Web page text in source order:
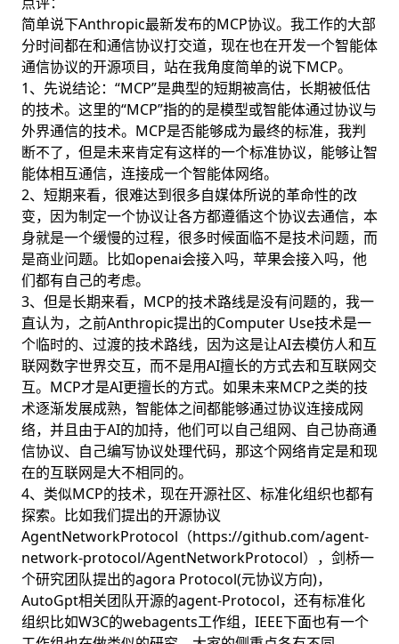
简单说下Anthropic最新发布的MCP协议。我工作的大部
分时间都在和通信协议打交道，现在也在开发一个智能体
通信协议的开源项目，站在我角度简单的说下MCP。
1、先说结论：“MCP”是典型的短期被高估，长期被低估
的技术。这里的“MCP”指的的是模型或智能体通过协议与
外界通信的技术。MCP是否能够成为最终的标准，我判
断不了，但是未来肯定有这样的一个标准协议，能够让智
能体相互通信，连接成一个智能体网络。
2、短期来看，很难达到很多自媒体所说的革命性的改
变，因为制定一个协议让各方都遵循这个协议去通信，本
身就是一个缓慢的过程，很多时候面临不是技术问题，而
是商业问题。比如openai会接入吗，苹果会接入吗，他
们都有自己的考虑。
3、但是长期来看，MCP的技术路线是没有问题的，我一
直认为，之前Anthropic提出的Computer Use技术是一
个临时的、过渡的技术路线，因为这是让AI去模仿人和互
联网数字世界交互，而不是用AI擅长的方式去和互联网交
互。MCP才是AI更擅长的方式。如果未来MCP之类的技
术逐渐发展成熟，智能体之间都能够通过协议连接成网
络，并且由于AI的加持，他们可以自己组网、自己协商通
信协议、自己编写协议处理代码，那这个网络肯定是和现
在的互联网是大不相同的。
4、类似MCP的技术，现在开源社区、标准化组织也都有
探索。比如我们提出的开源协议
AgentNetworkProtocol（https://github.com/agent-
network-protocol/AgentNetworkProtocol），剑桥一
个研究团队提出的agora Protocol(元协议方向)，
AutoGpt相关团队开源的agent-Protocol，还有标准化
组织比如W3C的webagents工作组，IEEE下面也有一个